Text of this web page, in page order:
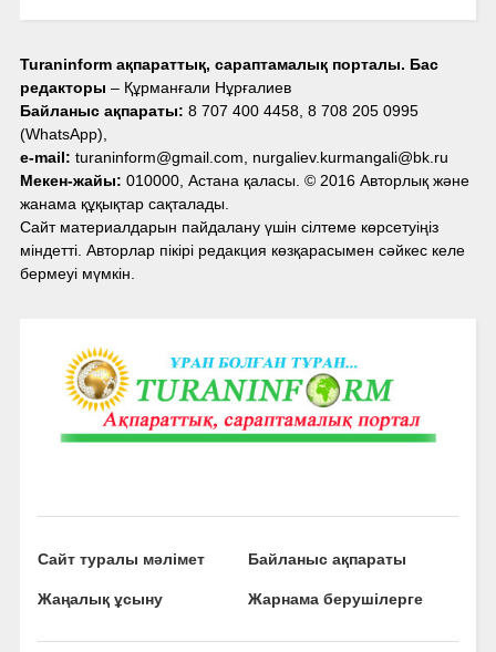
Turaninform ақпараттық, сараптамалық порталы. Бас
редакторы – Құрманғали Нұрғалиев
Байланыс ақпараты: 8 707 400 4458, 8 708 205 0995
(WhatsApp),
e-mail: turaninform@gmail.com, nurgaliev.kurmangali@bk.ru
Мекен-жайы: 010000, Астана қаласы. © 2016 Авторлық және
жанама құқықтар сақталады.
Сайт материалдарын пайдалану үшін сілтеме көрсетуіңіз
міндетті. Авторлар пікірі редакция көзқарасымен сәйкес келе
бермеуі мүмкін.
Сайт туралы мәлімет Байланыс ақпараты
Жаңалық ұсыну Жарнама берушілерге